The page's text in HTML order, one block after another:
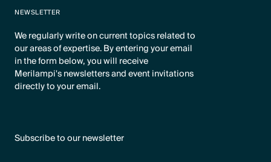
NEWSLETTER
We regularly write on current topics related to
our areas of expertise. By entering your email
in the form below, you will receive
Merilampi's newsletters and event invitations
directly to your email.
Subscribe to our newsletter